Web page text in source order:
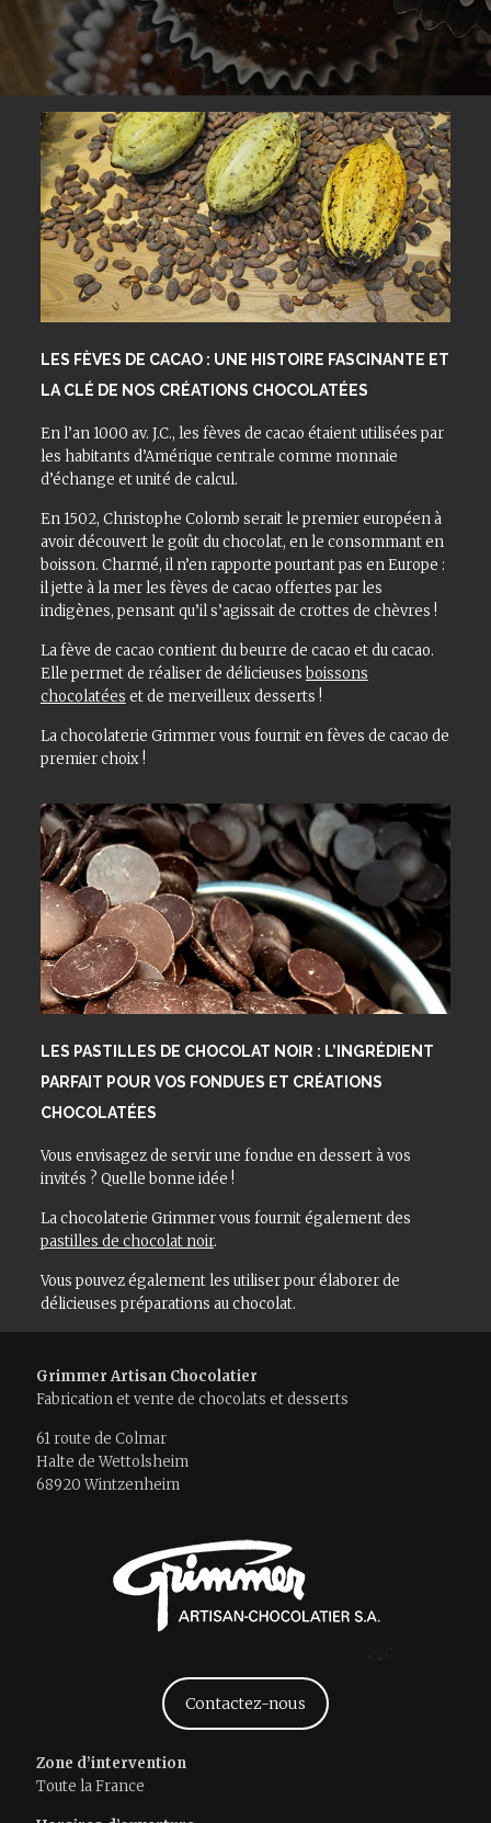
LES FÈVES DE CACAO : UNE HISTOIRE FASCINANTE ET
LA CLÉ DE NOS CRÉATIONS CHOCOLATÉES
En l’an 1000 av. J.C., les fèves de cacao étaient utilisées par
les habitants d’Amérique centrale comme monnaie
d’échange et unité de calcul.
En 1502, Christophe Colomb serait le premier européen à
avoir découvert le goût du chocolat, en le consommant en
boisson. Charmé, il n’en rapporte pourtant pas en Europe :
il jette à la mer les fèves de cacao offertes par les
indigènes, pensant qu’il s’agissait de crottes de chèvres !
La fève de cacao contient du beurre de cacao et du cacao.
Elle permet de réaliser de délicieuses boissons
chocolatées et de merveilleux desserts !
La chocolaterie Grimmer vous fournit en fèves de cacao de
premier choix !
LES PASTILLES DE CHOCOLAT NOIR : L’INGRÉDIENT
PARFAIT POUR VOS FONDUES ET CRÉATIONS
CHOCOLATÉES
Vous envisagez de servir une fondue en dessert à vos
invités ? Quelle bonne idée !
La chocolaterie Grimmer vous fournit également des
pastilles de chocolat noir.
Vous pouvez également les utiliser pour élaborer de
délicieuses préparations au chocolat.
Grimmer Artisan Chocolatier
Fabrication et vente de chocolats et desserts
61 route de Colmar
Halte de Wettolsheim
68920 Wintzenheim
Contactez-nous
Zone d’intervention
Toute la France